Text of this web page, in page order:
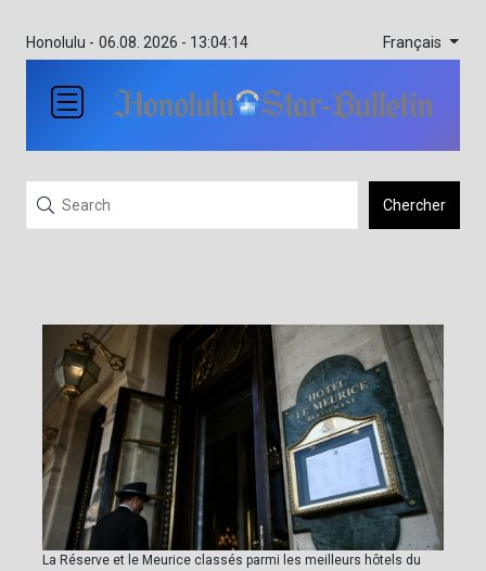
Honolulu - 06.08. 2026 - 13:04:14 Français
Chercher
La Réserve et le Meurice classés parmi les meilleurs hôtels du